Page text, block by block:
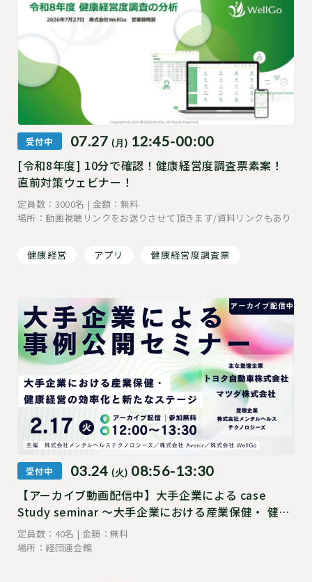
受付中 07.27(月) 12:45-00:00
[令和8年度] 10分で確認！健康経営度調査票素案！
直前対策ウェビナー！
定員数：3000名 | 金額：無料
場所：動画視聴リンクをお送りさせて頂きます/資料リンクもあり
健康経営 アプリ 健康経営度調査票
受付中 03.24(火) 08:56-13:30
【アーカイブ動画配信中】大手企業による case
Study seminar 〜大手企業における産業保健・ 健康
経営の効率化と新たなステージ〜
定員数：40名 | 金額：無料
場所：経団連会館